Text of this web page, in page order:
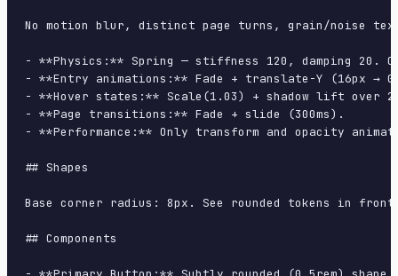
No motion blur, distinct page turns, grain/noise
- **Physics:** Spring — stiffness 120, damping 20.
- **Entry animations:** Fade + translate-Y (16px →
- **Hover states:** Scale(1.03) + shadow lift over
- **Page transitions:** Fade + slide (300ms).
- **Performance:** Only transform and opacity
## Shapes
Base corner radius: 8px. See rounded tokens in
## Components